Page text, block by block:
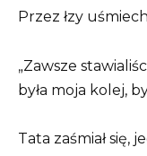
Przez łzy
„Zawsze
była moja kolej,
Tata zaśmiał się,